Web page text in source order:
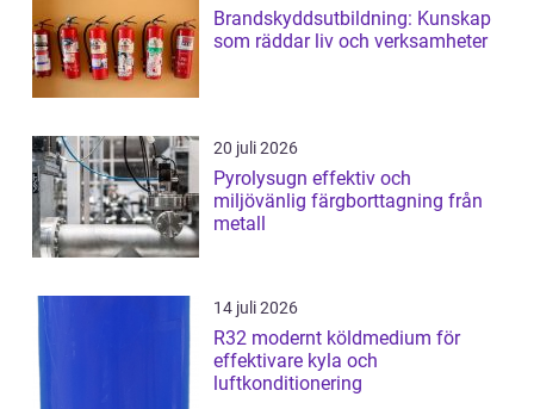
Brandskyddsutbildning: Kunskap
som räddar liv och verksamheter
20 juli 2026
Pyrolysugn effektiv och
miljövänlig färgborttagning från
metall
14 juli 2026
R32 modernt köldmedium för
effektivare kyla och
luftkonditionering